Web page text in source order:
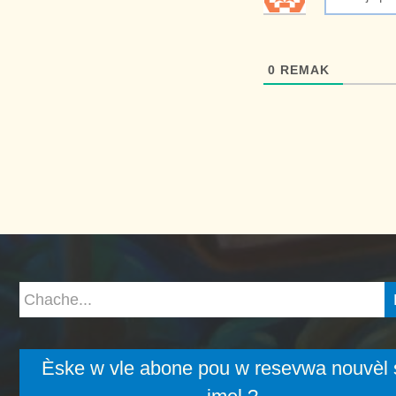
0 REMAK
Èske w vle abone pou w resevwa nouvèl